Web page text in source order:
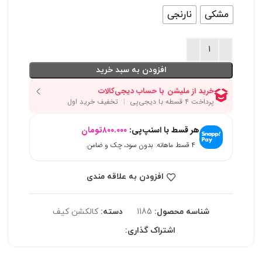
مشکی
نارنجی
افزودن به سبد خرید
هر قسط با اسنپ‌پی: ۸۰۰.۰۰۰تومان
۴ قسط ماهانه. بدون سود، چک و ضامن.
افزودن به علاقه مندی
شناسه محصول: 1185 دسته: کالکشن کیف
اشتراک گذاری: